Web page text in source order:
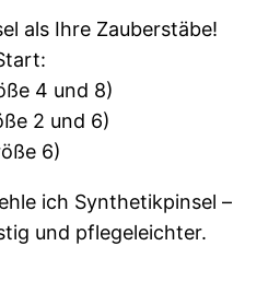
als Ihre Zauberstäbe!
4 und 8)
2 und 6)
6)
ich Synthetikpinsel –
und pflegeleichter.